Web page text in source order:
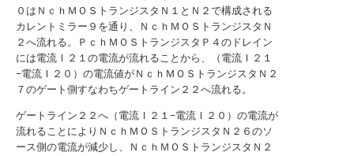
０はＮｃｈＭＯＳトランジスタＮ１とＮ２で構成される
カレントミラー９を通り、ＮｃｈＭＯＳトランジスタＮ
２へ流れる。ＰｃｈＭＯＳトランジスタＰ４のドレイン
には電流Ｉ２１の電流が流れることから、（電流Ｉ２１
−電流Ｉ２０）の電流値がＮｃｈＭＯＳトランジスタＮ２
７のゲート側すなわちゲートライン２２へ流れる。
ゲートライン２２へ（電流Ｉ２１−電流Ｉ２０）の電流が
流れることによりＮｃｈＭＯＳトランジスタＮ２６のソ
ース側の電流が減少し、ＮｃｈＭＯＳトランジスタＮ２